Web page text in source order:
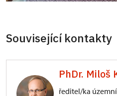
Související kontakty
PhDr. Miloš
ředitel/ka